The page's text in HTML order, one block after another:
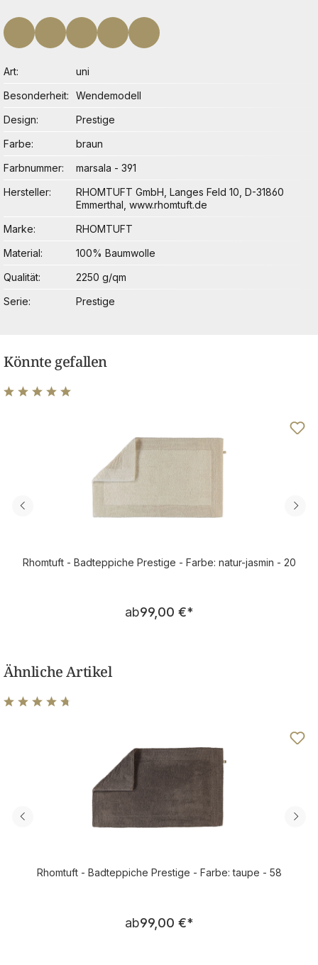
Art
uni
Besonderheit
Wendemodell
Design
Prestige
Farbe
braun
Farbnummer
marsala - 391
Hersteller
RHOMTUFT GmbH, Langes Feld 10, D-31860
Emmerthal, www.rhomtuft.de
Marke
RHOMTUFT
Material
100% Baumwolle
Qualität
2250 g/qm
Serie
Prestige
Könnte gefallen
Rhomtuft - Badteppiche Prestige - Farbe: natur-jasmin - 20
Regulärer Preis:
ab99,00 €*
Ähnliche Artikel
Rhomtuft - Badteppiche Prestige - Farbe: taupe - 58
Regulärer Preis:
ab99,00 €*